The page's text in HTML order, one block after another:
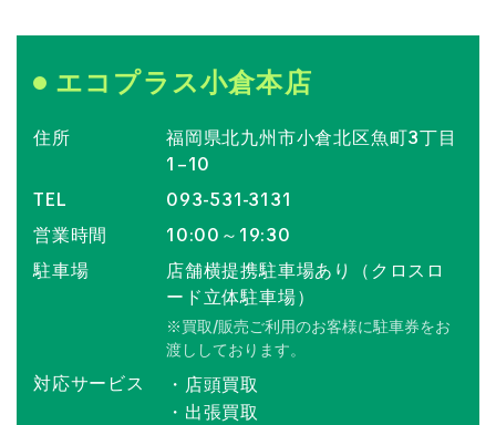
エコプラス小倉本店
住所
福岡県北九州市小倉北区魚町3丁目
1−10
TEL
093-531-3131
営業時間
10:00～19:30
駐車場
店舗横提携駐車場あり（クロスロ
ード立体駐車場）
※買取/販売ご利用のお客様に駐車券をお
渡ししております。
対応サービス
・店頭買取
・出張買取